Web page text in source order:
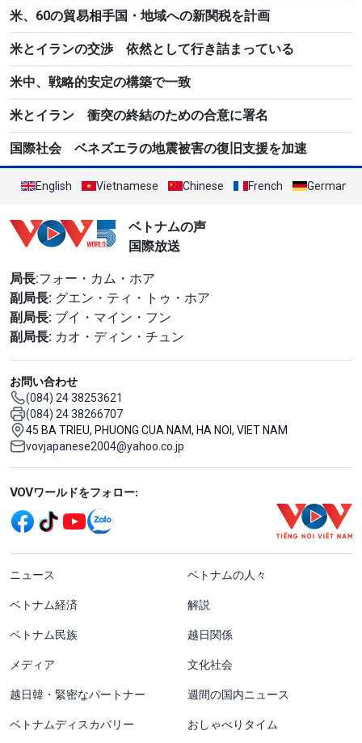
米、60の貿易相手国・地域への新関税を計画
米とイランの交渉 依然として行き詰まっている
米中、戦略的安定の構築で一致
米とイラン 衝突の終結のための合意に署名
国際社会 ベネズエラの地震被害の復旧支援を加速
English Vietnamese Chinese French German
ベトナムの声
国際放送
局長:フォー・カム・ホア
副局長: グエン・ティ・トゥ・ホア
副局長: ブイ・マイン・フン
副局長: カオ・ディン・チュン
お問い合わせ
(084) 24 38253621
(084) 24 38266707
45 BA TRIEU, PHUONG CUA NAM, HA NOI, VIET NAM
vovjapanese2004@yahoo.co.jp
Mạng xã hội
VOVワールドをフォロー:
menu footer tiếng Nhật
ニュース ベトナムの人々
ベトナム経済 解説
ベトナム民族 越日関係
メディア 文化社会
越日韓・緊密なパートナー 週間の国内ニュース
ベトナムディスカバリー おしゃべりタイム